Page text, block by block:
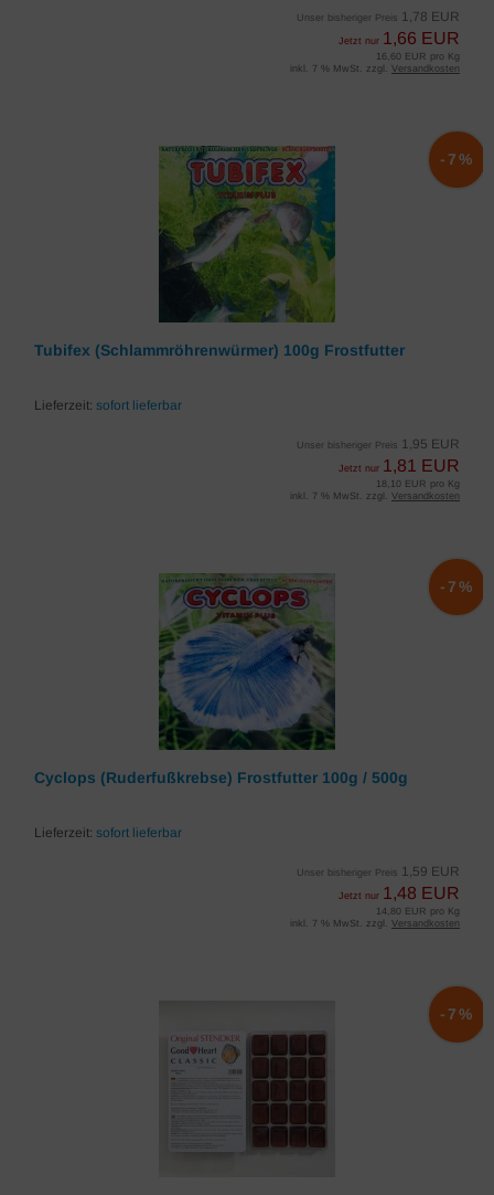
Unser bisheriger Preis 1,78 EUR
Jetzt nur 1,66 EUR
16,60 EUR pro Kg
inkl. 7 % MwSt. zzgl. Versandkosten
Tubifex (Schlammröhrenwürmer) 100g Frostfutter
Lieferzeit: sofort lieferbar
Unser bisheriger Preis 1,95 EUR
Jetzt nur 1,81 EUR
-7%
18,10 EUR pro Kg
inkl. 7 % MwSt. zzgl. Versandkosten
Cyclops (Ruderfußkrebse) Frostfutter 100g / 500g
Lieferzeit: sofort lieferbar
Unser bisheriger Preis 1,59 EUR
Jetzt nur 1,48 EUR
-7%
14,80 EUR pro Kg
inkl. 7 % MwSt. zzgl. Versandkosten
-7%